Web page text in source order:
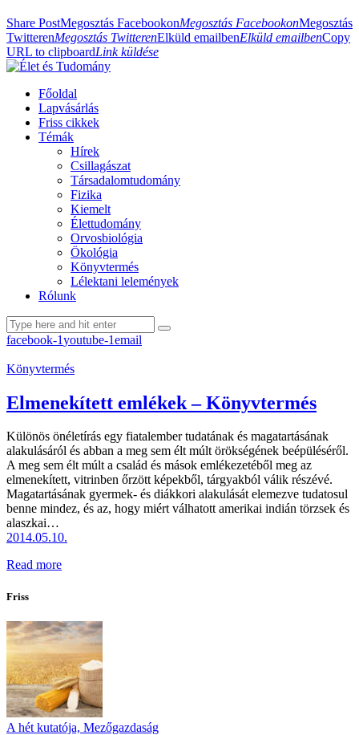
Share PostMegosztás FacebookonMegosztás FacebookonMegosztás
TwitterenMegosztás TwitterenElküld emailbenElküld emailbenCopy
URL to clipboardLink küldése
Főoldal
Lapvásárlás
Friss cikkek
Témák
Hírek
Csillagászat
Társadalomtudomány
Fizika
Kiemelt
Élettudomány
Orvosbiológia
Ökológia
Könyvtermés
Lélektani lelemények
Rólunk
facebook-1youtube-1email
Könyvtermés
Elmenekített emlékek – Könyvtermés
Különös önéletírás egy fiatalember tudatának és magatartásának
alakulásáról és abban a meg sem élt múlt örökségének beépüléséről.
A meg sem élt múlt a család és mások emlékezetéből meg az
elmenekített, vitrinben őrzött képekből, tárgyakból válik részévé.
Magatartásának gyermek- és diákkori alakulását elemezve tudatosul
benne mindez, és az, hogy miért válhatott amerikai indián törzsek és
alaszkai…
2014.05.10.
Read more
Friss
A hét kutatója, Mezőgazdaság